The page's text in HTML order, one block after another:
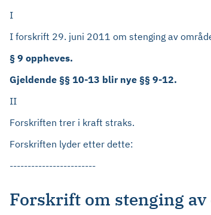
I
I forskrift 29. juni 2011 om stenging av
§ 9 oppheves.
Gjeldende §§ 10-13 blir nye §§ 9-12.
II
Forskriften trer i kraft straks.
Forskriften lyder etter dette:
------------------------
Forskrift om stenging